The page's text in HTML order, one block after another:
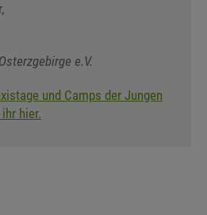
e.V.
und Camps der Jungen
hier.